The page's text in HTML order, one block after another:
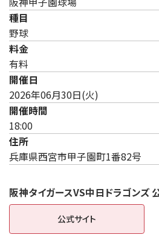
種目
野球
料金
有料
開催日
2026年06月30日(火)
開催時間
18:00
住所
兵庫県西宮市甲子園町1番82号
阪神タイガースVS中日ドラゴンズ
公式サイト（新しいタブで開きます）